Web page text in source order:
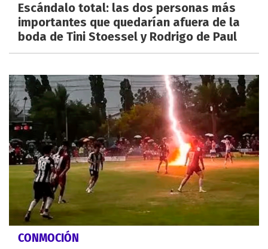
Escándalo total: las dos personas más
importantes que quedarían afuera de la
boda de Tini Stoessel y Rodrigo de Paul
CONMOCIÓN